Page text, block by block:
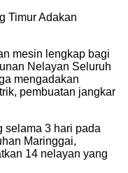
Timur Adakan
mesin lengkap bagi
Nelayan Seluruh
mengadakan
pembuatan jangkar
selama 3 hari pada
Maringgai,
14 nelayan yang